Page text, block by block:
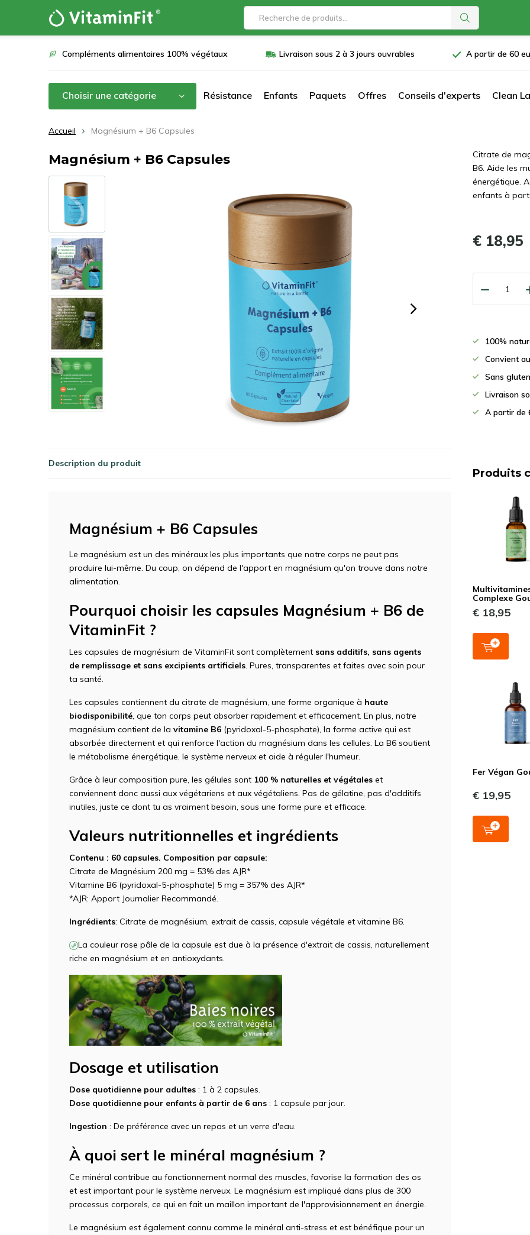
Compléments alimentaires 100% végétaux Livraison sous 2 à 3 jours ouvrables A partir de 60
Choisir une catégorie Résistance Enfants Paquets Offres Conseils d'experts Clean
Accueil Magnésium + B6 Capsules
Magnésium + B6 Capsules
Citrate de
B6. Aide les
énergétique.
enfants à
€ 18,95
100%
Convient
Sans
Livraison
A partir de
Description du produit
Magnésium + B6 Capsules
Le magnésium est un des minéraux les plus importants que notre corps ne peut pas
produire lui-même. Du coup, on dépend de l'apport en magnésium qu'on trouve dans notre
alimentation.
Pourquoi choisir les capsules Magnésium + B6 de
VitaminFit ?
Les capsules de magnésium de VitaminFit sont complètement sans additifs, sans agents
de remplissage et sans excipients artificiels. Pures, transparentes et faites avec soin pour
ta santé.
Les capsules contiennent du citrate de magnésium, une forme organique à haute
biodisponibilité, que ton corps peut absorber rapidement et efficacement. En plus, notre
magnésium contient de la vitamine B6 (pyridoxal-5-phosphate), la forme active qui est
absorbée directement et qui renforce l'action du magnésium dans les cellules. La B6 soutient
le métabolisme énergétique, le système nerveux et aide à réguler l'humeur.
Grâce à leur composition pure, les gélules sont 100 % naturelles et végétales et
conviennent donc aussi aux végétariens et aux végétaliens. Pas de gélatine, pas d'additifs
inutiles, juste ce dont tu as vraiment besoin, sous une forme pure et efficace.
Valeurs nutritionnelles et ingrédients
Contenu : 60 capsules. Composition par capsule:
Citrate de Magnésium 200 mg = 53% des AJR*
Vitamine B6 (pyridoxal-5-phosphate) 5 mg = 357% des AJR*
*AJR: Apport Journalier Recommandé.
Ingrédients: Citrate de magnésium, extrait de cassis, capsule végétale et vitamine B6.
La couleur rose pâle de la capsule est due à la présence d'extrait de cassis, naturellement
riche en magnésium et en antioxydants.
Dosage et utilisation
Dose quotidienne pour adultes : 1 à 2 capsules.
Dose quotidienne pour enfants à partir de 6 ans : 1 capsule par jour.
Ingestion : De préférence avec un repas et un verre d'eau.
À quoi sert le minéral magnésium ?
Ce minéral contribue au fonctionnement normal des muscles, favorise la formation des os
et est important pour le système nerveux. Le magnésium est impliqué dans plus de 300
processus corporels, ce qui en fait un maillon important de l'approvisionnement en énergie.
Le magnésium est également connu comme le minéral anti-stress et est bénéfique pour un
Produits
Complexe
€ 18,95
Fer Végan
€ 19,95